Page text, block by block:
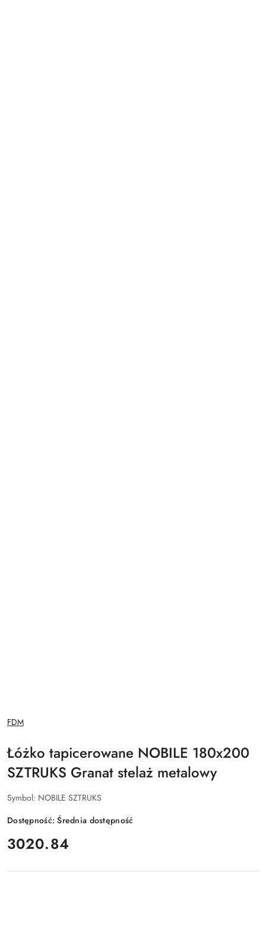
NAZWA
PRODUCENTA:
FDM
Łóżko tapicerowane NOBILE 180x200
SZTRUKS Granat stelaż metalowy
Symbol: NOBILE SZTRUKS
Dostępność:Średnia dostępność
cena:
3020.84